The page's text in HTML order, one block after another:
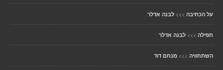
על הכתיבה >>> לבנה אדלר
תפילה >>> לבנה אדלר
השתחוויה >>> מנחם דוד